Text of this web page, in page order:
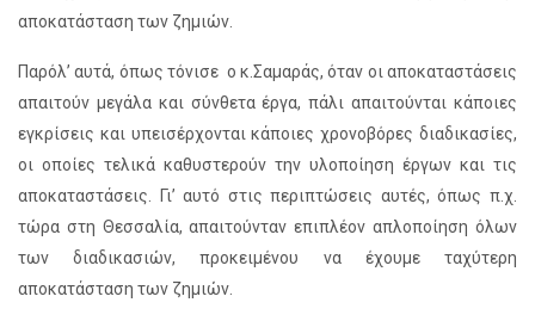
αποκατάσταση των ζημιών.
Παρόλ’ αυτά, όπως τόνισε ο κ.Σαμαράς, όταν οι αποκαταστάσεις
απαιτούν μεγάλα και σύνθετα έργα, πάλι απαιτούνται κάποιες
εγκρίσεις και υπεισέρχονται κάποιες χρονοβόρες διαδικασίες,
οι οποίες τελικά καθυστερούν την υλοποίηση έργων και τις
αποκαταστάσεις. Γι’ αυτό στις περιπτώσεις αυτές, όπως π.χ.
τώρα στη Θεσσαλία, απαιτούνταν επιπλέον απλοποίηση όλων
των διαδικασιών, προκειμένου να έχουμε ταχύτερη
αποκατάσταση των ζημιών.